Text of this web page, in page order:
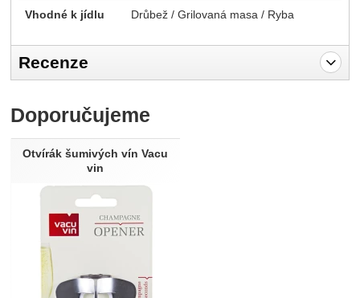
Vhodné k jídlu Drůbež / Grilovaná masa / Ryba
Recenze
Recenze
Nebyla přidána žádná recenze.
Doporučujeme
Otvírák šumivých vín Vacu
vin